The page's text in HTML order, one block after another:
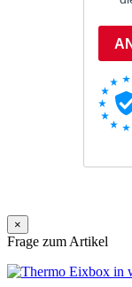
×
Frage zum Artikel